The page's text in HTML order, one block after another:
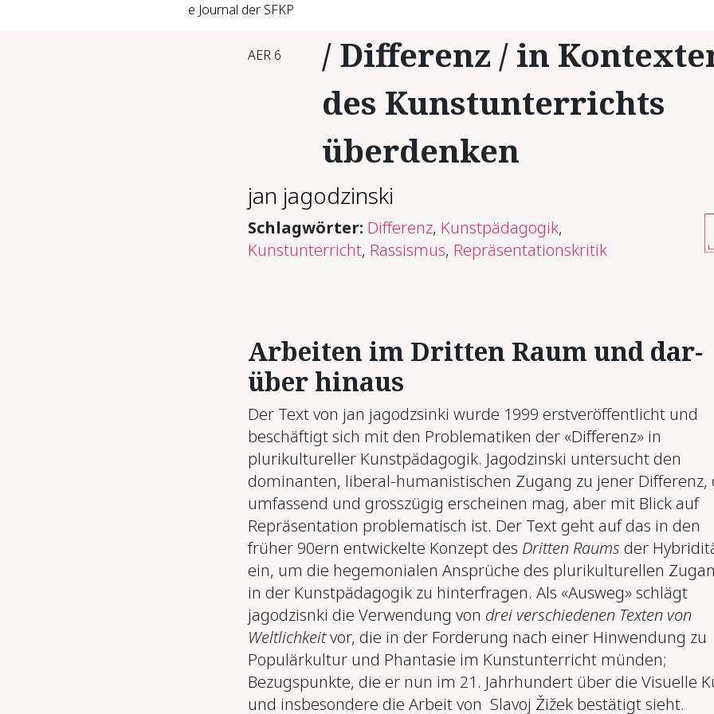
e Journal der SFKP
AER 6
/ Dif­fe­renz / in
des Kunstun­ter­richts
über­den­ken
jan jagodzinski
Schlagwörter: Differenz, Kunstpädagogik,
Kunstunterricht, Rassismus, Repräsentationskritik
Ar­bei­ten im Drit­ten Raum und dar­
über hin­aus
Der Text von jan jagodzsinki wurde 1999 erstveröffentlicht und
beschäftigt sich mit den Problematiken der «Differenz» in
plurikultureller Kunstpädagogik. Jagodzinski untersucht den
dominanten, liberal-humanistischen Zugang zu jener Differenz,
umfassend und grosszügig erscheinen mag, aber mit Blick auf
Repräsentation problematisch ist. Der Text geht auf das in den
früher 90ern entwickelte Konzept des Dritten Raums der
ein, um die hegemonialen Ansprüche des plurikulturellen
in der Kunstpädagogik zu hinterfragen. Als «Ausweg» schlägt
jagodzisnki die Verwendung von drei verschiedenen Texten von
Weltlichkeitvor, die in der Forderung nach einer Hinwendung zu
Populärkultur und Phantasie im Kunstunterricht münden;
Bezugspunkte, die er nun im 21. Jahrhundert über die Visuelle
und insbesondere die Arbeit von Slavoj Žižek bestätigt sieht.